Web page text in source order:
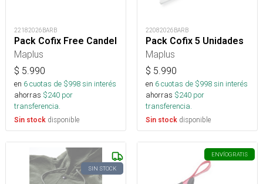
22182026BARB
Pack Cofix Free Candel
Maplus
$ 5.990
en 6cuotas de $998sin interés
ahorras $240 por
transferencia.
Sin stock disponible
22082026BARB
Pack Cofix 5 Unidades
Maplus
$ 5.990
en 6cuotas de $998sin interés
ahorras $240 por
transferencia.
Sin stock disponible
SIN STOCK
ENVÍOGRATIS